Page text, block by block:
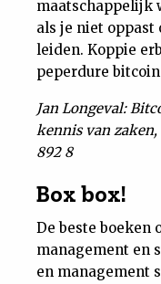
maatschappelijk
als je niet oppast
leiden. Koppie
peperdure
Jan Longeval:
kennis van
892 8
Box box!
De beste boeken
management en
en management